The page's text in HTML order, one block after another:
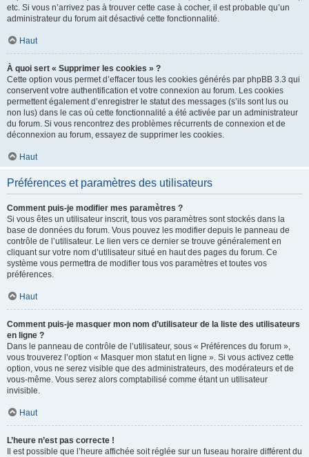
etc. Si vous n’arrivez pas à trouver cette case à cocher, il est probable qu’un
administrateur du forum ait désactivé cette fonctionnalité.
Haut
À quoi sert « Supprimer les cookies » ?
Cette option vous permet d’effacer tous les cookies générés par phpBB 3.3 qui
conservent votre authentification et votre connexion au forum. Les cookies
permettent également d’enregistrer le statut des messages (s’ils sont lus ou
non lus) dans le cas où cette fonctionnalité a été activée par un administrateur
du forum. Si vous rencontrez des problèmes récurrents de connexion et de
déconnexion au forum, essayez de supprimer les cookies.
Haut
Préférences et paramètres des utilisateurs
Comment puis-je modifier mes paramètres ?
Si vous êtes un utilisateur inscrit, tous vos paramètres sont stockés dans la
base de données du forum. Vous pouvez les modifier depuis le panneau de
contrôle de l’utilisateur. Le lien vers ce dernier se trouve généralement en
cliquant sur votre nom d’utilisateur situé en haut des pages du forum. Ce
système vous permettra de modifier tous vos paramètres et toutes vos
préférences.
Haut
Comment puis-je masquer mon nom d’utilisateur de la liste des utilisateurs
en ligne ?
Dans le panneau de contrôle de l’utilisateur, sous « Préférences du forum »,
vous trouverez l’option « Masquer mon statut en ligne ». Si vous activez cette
option, vous ne serez visible que des administrateurs, des modérateurs et de
vous-même. Vous serez alors comptabilisé comme étant un utilisateur
invisible.
Haut
L’heure n’est pas correcte !
Il est possible que l’heure affichée soit réglée sur un fuseau horaire différent du